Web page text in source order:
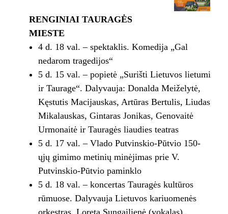
RENGINIAI TAURAGĖS
MIESTE
4 d. 18 val. – spektaklis. Komedija „Gal
nedarom tragedijos“
5 d. 15 val. – popietė „Surišti Lietuvos lietumi
ir Taurage“. Dalyvauja: Donalda Meiželytė,
Kęstutis Macijauskas, Artūras Bertulis, Liudas
Mikalauskas, Gintaras Jonikas, Genovaitė
Urmonaitė ir Tauragės liaudies teatras
5 d. 17 val. – Vlado Putvinskio-Pūtvio 150-
ųjų gimimo metinių minėjimas prie V.
Putvinskio-Pūtvio paminklo
5 d. 18 val. – koncertas Tauragės kultūros
rūmuose. Dalyvauja Lietuvos kariuomenės